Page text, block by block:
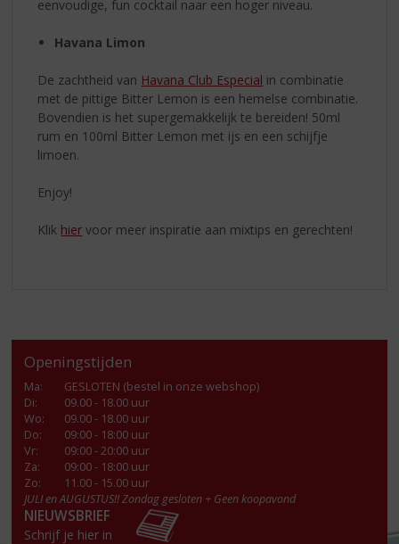
eenvoudige, fun cocktail naar een hoger niveau.
Havana Limon
De zachtheid van Havana Club Especial in combinatie
met de pittige Bitter Lemon is een hemelse combinatie.
Bovendien is het supergemakkelijk te bereiden! 50ml
rum en 100ml Bitter Lemon met ijs en een schijfje
limoen.
Enjoy!
Klik hier voor meer inspiratie aan mixtips en gerechten!
Openingstijden
Ma:
GESLOTEN (bestel in onze webshop)
Di:
09.00 - 18.00 uur
Wo:
09.00 - 18.00 uur
Do:
09:00 - 18:00 uur
Vr:
09:00 - 20:00 uur
Za:
09:00 - 18:00 uur
Zo:
11.00 - 15.00 uur
JULI en AUGUSTUS!! Zondag gesloten + Geen koopavond
NIEUWSBRIEF
Schrijf je hier in